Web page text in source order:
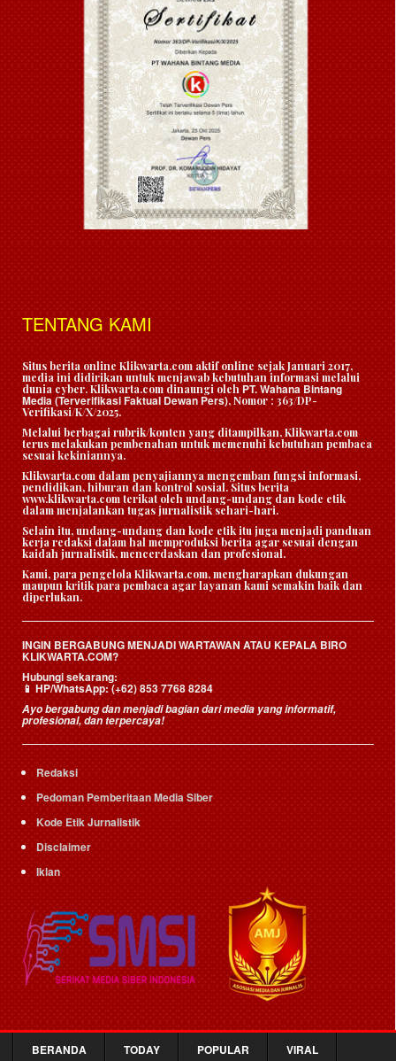
TENTANG KAMI
Situs berita online Klikwarta.com aktif online sejak Januari 2017,
media ini didirikan untuk menjawab kebutuhan informasi melalui
dunia cyber. Klikwarta.com dinaungi oleh PT. Wahana Bintang
Media (Terverifikasi Faktual Dewan Pers), Nomor : 363/DP-
Verifikasi/K/X/2025.
Melalui berbagai rubrik/konten yang ditampilkan, Klikwarta.com
terus melakukan pembenahan untuk memenuhi kebutuhan pembaca
sesuai kekiniannya.
Klikwarta.com dalam penyajiannya mengemban fungsi informasi,
pendidikan, hiburan dan kontrol sosial. Situs berita
www.klikwarta.com terikat oleh undang-undang dan kode etik
dalam menjalankan tugas jurnalistik sehari-hari.
Selain itu, undang-undang dan kode etik itu juga menjadi panduan
kerja redaksi dalam hal memproduksi berita agar sesuai dengan
kaidah jurnalistik, mencerdaskan dan profesional.
Kami, para pengelola Klikwarta.com, mengharapkan dukungan
maupun kritik para pembaca agar layanan kami semakin baik dan
diperlukan.
INGIN BERGABUNG MENJADI WARTAWAN ATAU KEPALA BIRO
KLIKWARTA.COM?
Hubungi sekarang:
📱HP/WhatsApp:(+62) 853 7768 8284
Ayo bergabung dan menjadi bagian dari media yang informatif,
profesional, dan terpercaya!
Redaksi
Pedoman Pemberitaan Media Siber
Kode Etik Jurnalistik
Disclaimer
Iklan
BERANDA TODAY POPULAR VIRAL